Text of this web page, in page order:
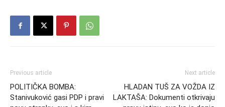
Previous article
POLITIČKA BOMBA:
Stanivuković gasi PDP i pravi
Next article
HLADAN TUŠ ZA VOŽDA IZ
LAKTAŠA: Dokumenti otkrivaju